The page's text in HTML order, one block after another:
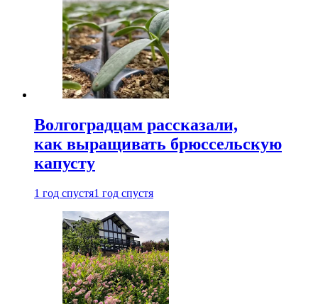
Волгоградцам рассказали,
как выращивать брюссельскую
капусту
1 год спустя1 год спустя